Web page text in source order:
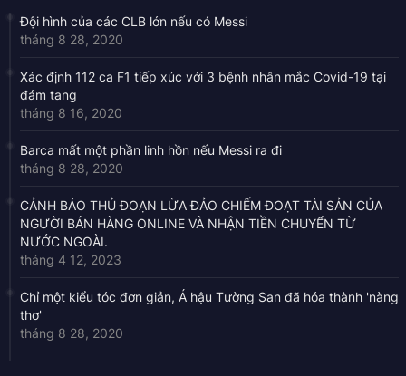
Đội hình của các CLB lớn nếu có Messi
tháng 8 28, 2020
Xác định 112 ca F1 tiếp xúc với 3 bệnh nhân mắc Covid-19 tại
đám tang
tháng 8 16, 2020
Barca mất một phần linh hồn nếu Messi ra đi
tháng 8 28, 2020
CẢNH BÁO THỦ ĐOẠN LỪA ĐẢO CHIẾM ĐOẠT TÀI SẢN CỦA
NGƯỜI BÁN HÀNG ONLINE VÀ NHẬN TIỀN CHUYỂN TỪ
NƯỚC NGOÀI.
tháng 4 12, 2023
Chỉ một kiểu tóc đơn giản, Á hậu Tường San đã hóa thành 'nàng
thơ'
tháng 8 28, 2020